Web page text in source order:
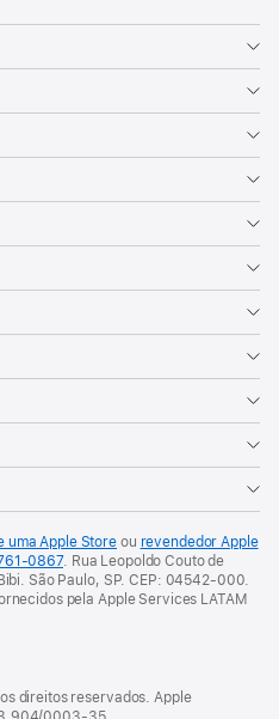
uma Apple Store ou revendedor Apple
0867. Rua Leopoldo Couto de
São Paulo, SP. CEP: 04542-000.
pela Apple Services LATAM
direitos reservados. Apple